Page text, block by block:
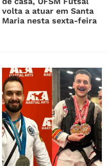
volta a atuar em Santa
Maria nesta sexta-feira